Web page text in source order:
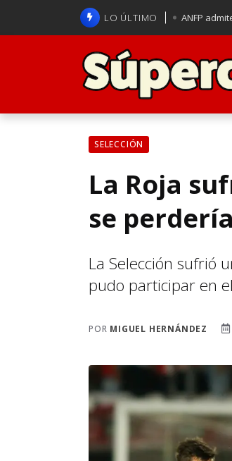
LO ÚLTIMO ANFP
La U se
Brasil
SELECCIÓN
La Roja
se
La Selección sufrió
pudo participar en
POR MIGUEL HERNÁNDEZ